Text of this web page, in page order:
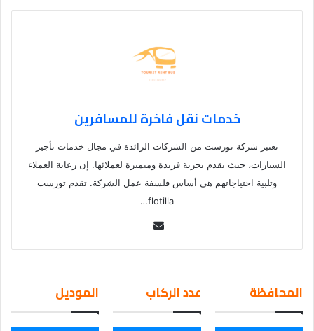
خدمات نقل فاخرة للمسافرين
تعتبر شركة تورست من الشركات الرائدة في مجال خدمات تأجير
السيارات، حيث تقدم تجربة فريدة ومتميزة لعملائها. إن رعاية العملاء
وتلبية احتياجاتهم هي أساس فلسفة عمل الشركة. تقدم تورست
flotilla…
ail
المحافظة عدد الركاب الموديل